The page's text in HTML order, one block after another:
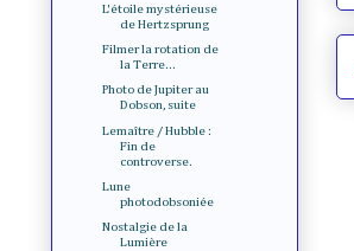
L'étoile mystérieuse
de Hertzsprung
Filmer la rotation de
la Terre...
Photo de Jupiter au
Dobson, suite
Lemaître / Hubble :
Fin de
controverse.
Lune
photodobsoniée
Nostalgie de la
Lumière